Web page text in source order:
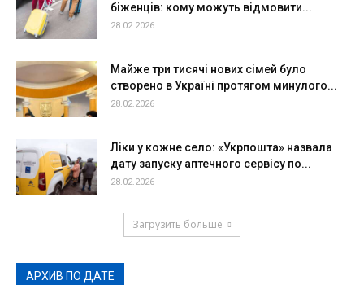
біженців: кому можуть відмовити...
28.02.2026
Майже три тисячі нових сімей було
створено в Україні протягом минулого...
28.02.2026
Ліки у кожне село: «Укрпошта» назвала
дату запуску аптечного сервісу по...
28.02.2026
Загрузить больше
АРХИВ ПО ДАТЕ